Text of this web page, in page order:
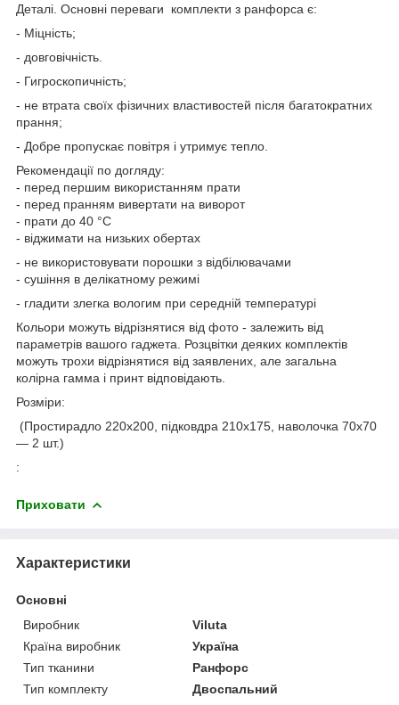
Деталі. Основні переваги комплекти з ранфорса є:
- Міцність;
- довговічність.
- Гигроскопичність;
- не втрата своїх фізичних властивостей після багатократних
прання;
- Добре пропускає повітря і утримує тепло.
Рекомендації по догляду:
- перед першим використанням прати
- перед пранням вивертати на виворот
- прати до 40 °C
- віджимати на низьких обертах
- не використовувати порошки з відбілювачами
- сушіння в делікатному режимі
- гладити злегка вологим при середній температурі
Кольори можуть відрізнятися від фото - залежить від
параметрів вашого гаджета. Розцвітки деяких комплектів
можуть трохи відрізнятися від заявлених, але загальна
колірна гамма і принт відповідають.
Розміри:
(Простирадло 220x200, підковдра 210x175, наволочка 70x70
— 2 шт.)
:
Приховати
Характеристики
Основні
Виробник
Viluta
Країна виробник
Україна
Тип тканини
Ранфорс
Тип комплекту
Двоспальний